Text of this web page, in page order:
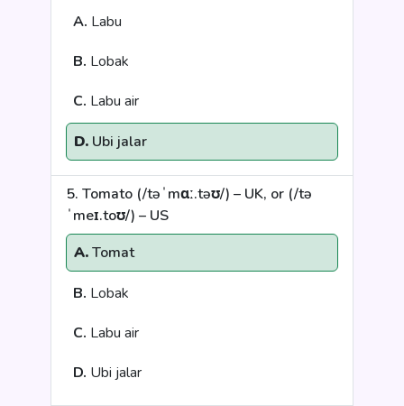
A. Labu
B. Lobak
C. Labu air
D. Ubi jalar
5. Tomato (/təˈmɑː.təʊ/) – UK, or (/tə
ˈmeɪ.toʊ/) – US
A.Tomat
B. Lobak
C. Labu air
D. Ubi jalar